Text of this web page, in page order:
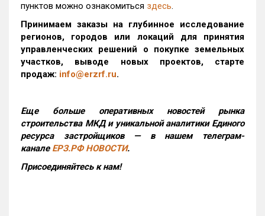
пунктов можно ознакомиться здесь.
Принимаем заказы на глубинное исследование
регионов, городов или локаций для принятия
управленческих решений о покупке земельных
участков, выводе новых проектов, старте
продаж: info@erzrf.ru.
Еще больше оперативных новостей рынка
строительства МКД и уникальной аналитики Единого
ресурса застройщиков — в нашем телеграм-
канале ЕРЗ.РФ НОВОСТИ.
Присоединяйтесь к нам!